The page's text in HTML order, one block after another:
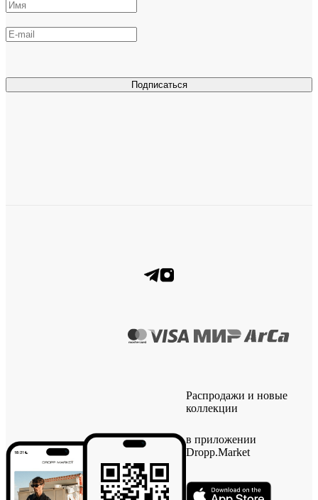
Подписаться
Распродажи и новые
коллекции
в приложении
Dropp.Market